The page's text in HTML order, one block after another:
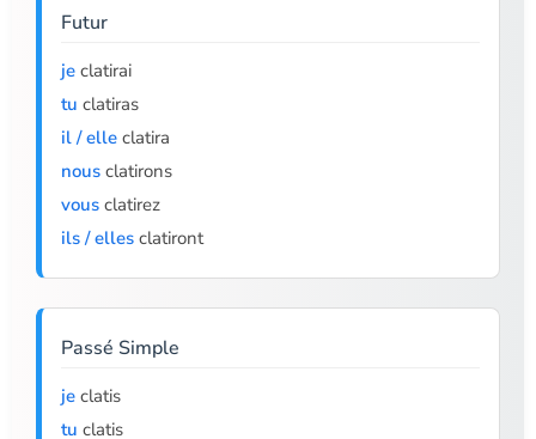
Futur
je clatirai
tu clatiras
il / elle clatira
nous clatirons
vous clatirez
ils / elles clatiront
Passé Simple
je clatis
tu clatis